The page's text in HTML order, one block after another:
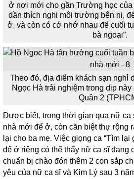
ở nơi mới cho gần Trường học
dần thích nghi môi trường bên ni,
ở, và còn có cớ nhớ nhau để cuối
bà ngoại”.
Theo đó, địa điểm khách sạn nghỉ
Ngọc Hà trải nghiệm trong dịp
Quận 2
Được biết, trong thời gian qua nữ ca
nhà mới để ở, còn căn biệt thự rộng
lại cho ba mẹ. Việc giọng ca “Tìm lại
để ở riêng có thể thấy nữ ca sĩ đang
chuẩn bị chào đón thêm 2 con sắp
yêu của nữ ca sĩ và Kim Lý sau 3